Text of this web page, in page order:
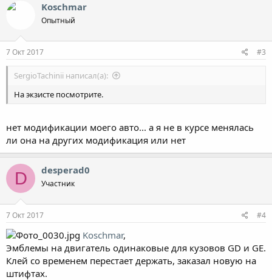
Koschmar
Опытный
7 Окт 2017 #3
SergioTachinii написал(а):
На экзисте посмотрите.
нет модификации моего авто... а я не в курсе менялась
ли она на других модификация или нет
D desperad0
Участник
7 Окт 2017 #4
Koschmar,
Эмблемы на двигатель одинаковые для кузовов GD и GE.
Клей со временем перестает держать, заказал новую на
штифтах.